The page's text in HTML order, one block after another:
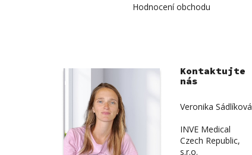
Hodnocení obchodu
Kontaktujte
nás
Veronika Sádlíková
INVE Medical
Czech Republic,
s.r.o.